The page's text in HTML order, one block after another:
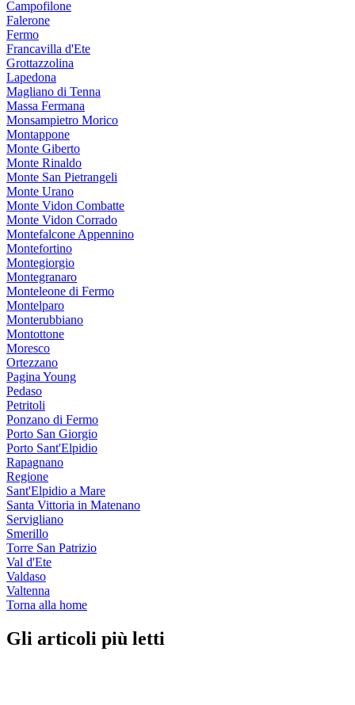
Campofilone
Falerone
Fermo
Francavilla d'Ete
Grottazzolina
Lapedona
Magliano di Tenna
Massa Fermana
Monsampietro Morico
Montappone
Monte Giberto
Monte Rinaldo
Monte San Pietrangeli
Monte Urano
Monte Vidon Combatte
Monte Vidon Corrado
Montefalcone Appennino
Montefortino
Montegiorgio
Montegranaro
Monteleone di Fermo
Montelparo
Monterubbiano
Montottone
Moresco
Ortezzano
Pagina Young
Pedaso
Petritoli
Ponzano di Fermo
Porto San Giorgio
Porto Sant'Elpidio
Rapagnano
Regione
Sant'Elpidio a Mare
Santa Vittoria in Matenano
Servigliano
Smerillo
Torre San Patrizio
Val d'Ete
Valdaso
Valtenna
Torna alla home
Gli articoli più letti